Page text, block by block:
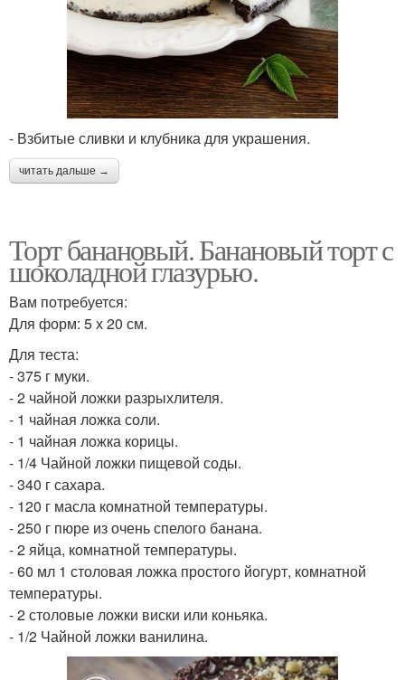
- Взбитые сливки и клубника для украшения.
читать дальше →
Торт банановый. Банановый торт с
шоколадной глазурью.
Вам потребуется:
Для форм: 5 х 20 см.
Для теста:
- 375 г муки.
- 2 чайной ложки разрыхлителя.
- 1 чайная ложка соли.
- 1 чайная ложка корицы.
- 1/4 Чайной ложки пищевой соды.
- 340 г сахара.
- 120 г масла комнатной температуры.
- 250 г пюре из очень спелого банана.
- 2 яйца, комнатной температуры.
- 60 мл 1 столовая ложка простого йогурт, комнатной
температуры.
- 2 столовые ложки виски или коньяка.
- 1/2 Чайной ложки ванилина.